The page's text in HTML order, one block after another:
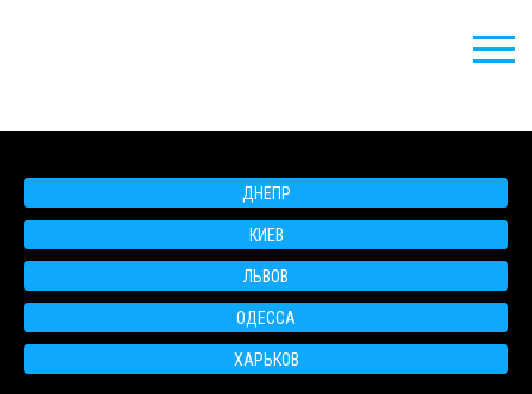
ДНЕПР
КИЕВ
ЛЬВОВ
ОДЕССА
ХАРЬКОВ